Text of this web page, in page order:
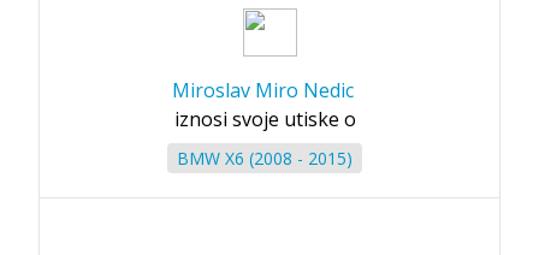
Miroslav Miro Nedic
iznosi svoje utiske o
BMW X6 (2008 - 2015)